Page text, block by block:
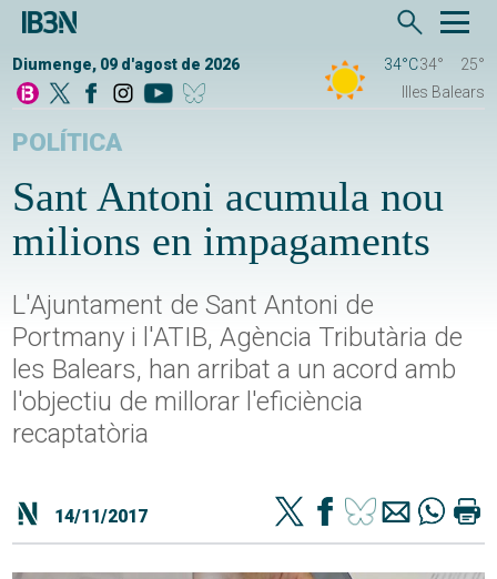
Diumenge, 09 d'agost de 2026 34°C34°
25°
Illes Balears
POLÍTICA
Sant Antoni acumula nou
milions en impagaments
L'Ajuntament de Sant Antoni de
Portmany i l'ATIB, Agència Tributària de
les Balears, han arribat a un acord amb
l'objectiu de millorar l'eficiència
recaptatòria
14/11/2017